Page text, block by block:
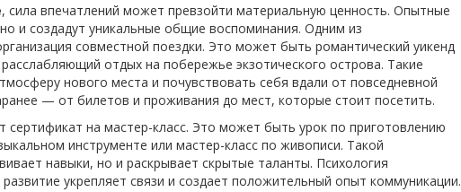
, сила впечатлений может превзойти материальную ценность. Опытные
и создадут уникальные общие воспоминания. Одним из
совместной поездки. Это может быть романтический уикенд
отдых на побережье экзотического острова. Такие
нового места и почувствовать себя вдали от повседневной
— от билетов и проживания до мест, которые стоит посетить.
на мастер-класс. Это может быть урок по приготовлению
инструменте или мастер-класс по живописи. Такой
навыки, но и раскрывает скрытые таланты. Психология
укрепляет связи и создает положительный опыт коммуникации.